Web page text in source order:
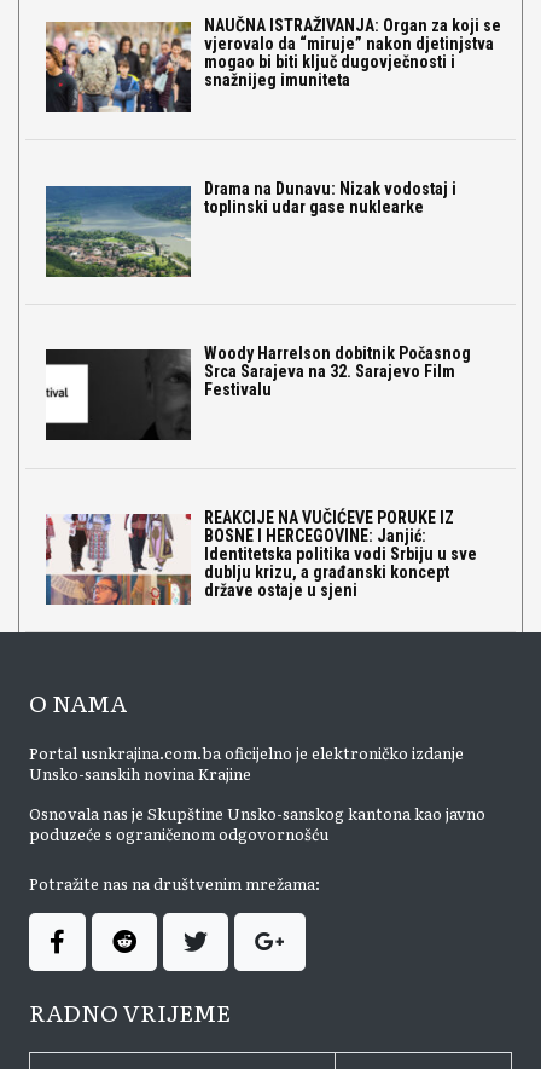
NAUČNA ISTRAŽIVANJA: Organ za koji se
vjerovalo da “miruje” nakon djetinjstva
mogao bi biti ključ dugovječnosti i
snažnijeg imuniteta
Drama na Dunavu: Nizak vodostaj i
toplinski udar gase nuklearke
Woody Harrelson dobitnik Počasnog
Srca Sarajeva na 32. Sarajevo Film
Festivalu
REAKCIJE NA VUČIĆEVE PORUKE IZ
BOSNE I HERCEGOVINE: Janjić:
Identitetska politika vodi Srbiju u sve
dublju krizu, a građanski koncept
države ostaje u sjeni
O NAMA
Portal usnkrajina.com.ba oficijelno je elektroničko izdanje
Unsko-sanskih novina Krajine
Osnovala nas je Skupštine Unsko-sanskog kantona kao javno
poduzeće s ograničenom odgovornošću
Potražite nas na društvenim mrežama:
RADNO VRIJEME